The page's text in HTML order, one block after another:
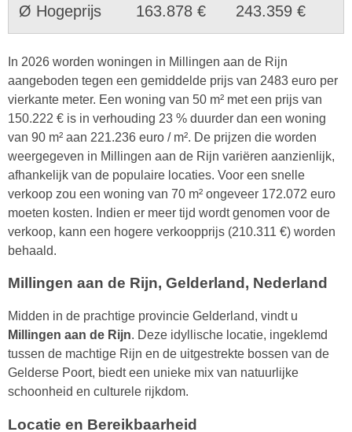
Ø Hogeprijs 163.878 € 243.359 €
In 2026 worden woningen in Millingen aan de Rijn
aangeboden tegen een gemiddelde prijs van 2483 euro per
vierkante meter. Een woning van 50 m² met een prijs van
150.222 € is in verhouding 23 % duurder dan een woning
van 90 m² aan 221.236 euro / m². De prijzen die worden
weergegeven in Millingen aan de Rijn variëren aanzienlijk,
afhankelijk van de populaire locaties. Voor een snelle
verkoop zou een woning van 70 m² ongeveer 172.072 euro
moeten kosten. Indien er meer tijd wordt genomen voor de
verkoop, kann een hogere verkoopprijs (210.311 €) worden
behaald.
Millingen aan de Rijn, Gelderland, Nederland
Midden in de prachtige provincie Gelderland, vindt u
Millingen aan de Rijn. Deze idyllische locatie, ingeklemd
tussen de machtige Rijn en de uitgestrekte bossen van de
Gelderse Poort, biedt een unieke mix van natuurlijke
schoonheid en culturele rijkdom.
Locatie en Bereikbaarheid